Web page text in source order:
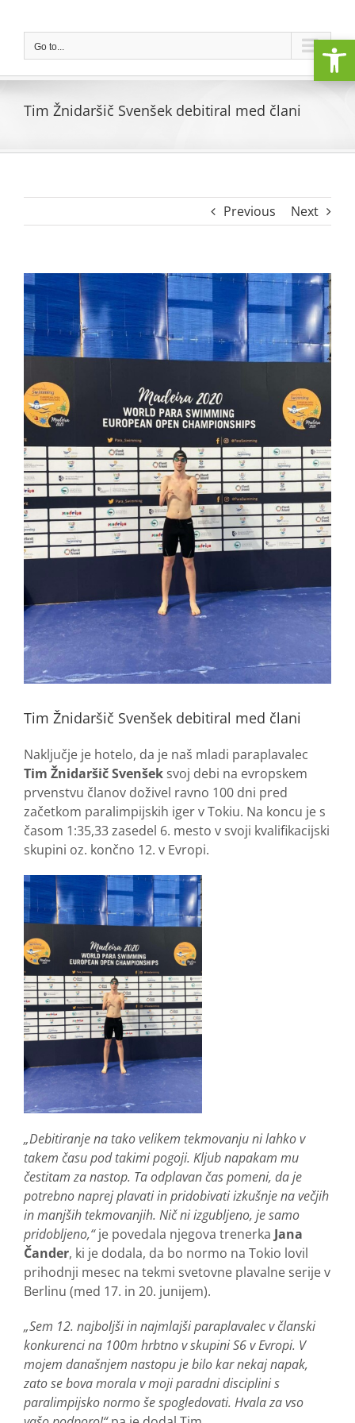
contentGo to...
Tim Žnidaršič Svenšek debitiral med člani
Previous Next
View
Larger
Image
Tim Žnidaršič Svenšek debitiral med člani
Naključje je hotelo, da je naš mladi paraplavalec
Tim Žnidaršič Svenšek svoj debi na evropskem
prvenstvu članov doživel ravno 100 dni pred
začetkom paralimpijskih iger v Tokiu. Na koncu je s
časom 1:35,33 zasedel 6. mesto v svoji kvalifikacijski
skupini oz. končno 12. v Evropi.
„Debitiranje na tako velikem tekmovanju ni lahko v
takem času pod takimi pogoji. Kljub napakam mu
čestitam za nastop. Ta odplavan čas pomeni, da je
potrebno naprej plavati in pridobivati izkušnje na večjih
in manjših tekmovanjih. Nič ni izgubljeno, je samo
pridobljeno,“je povedala njegova trenerka Jana
Čander, ki je dodala, da bo normo na Tokio lovil
prihodnji mesec na tekmi svetovne plavalne serije v
Berlinu (med 17. in 20. junijem).
„Sem 12. najboljši in najmlajši paraplavalec v članski
konkurenci na 100m hrbtno v skupini S6 v Evropi. V
mojem današnjem nastopu je bilo kar nekaj napak,
zato se bova morala v moji paradni disciplini s
paralimpijsko normo še spogledovati. Hvala za vso